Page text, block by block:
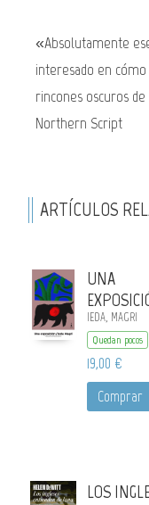
«Absolutamente
interesado en
rincones oscuros
Northern Script
ARTÍCULOS
UNA
IEDA, MAGRI
Quedan pocos
19,00 €
Comprar
LOS